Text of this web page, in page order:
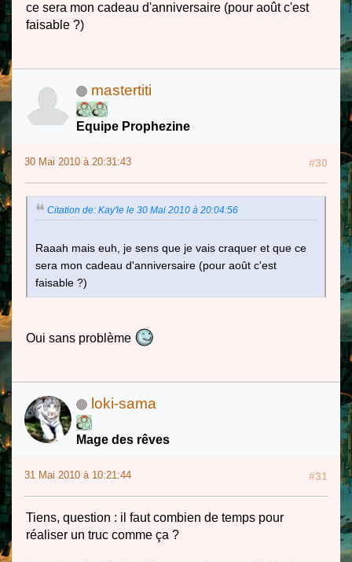
ce sera mon cadeau d'anniversaire (pour août c'est
faisable ?)
mastertiti
Equipe Prophezine
30 Mai 2010 à 20:31:43 #30
Citation de: Kay'le le 30 Mai 2010 à 20:04:56
Raaah mais euh, je sens que je vais craquer et que ce
sera mon cadeau d'anniversaire (pour août c'est
faisable ?)
Oui sans problème
loki-sama
Mage des rêves
31 Mai 2010 à 10:21:44 #31
Tiens, question : il faut combien de temps pour
réaliser un truc comme ça ?